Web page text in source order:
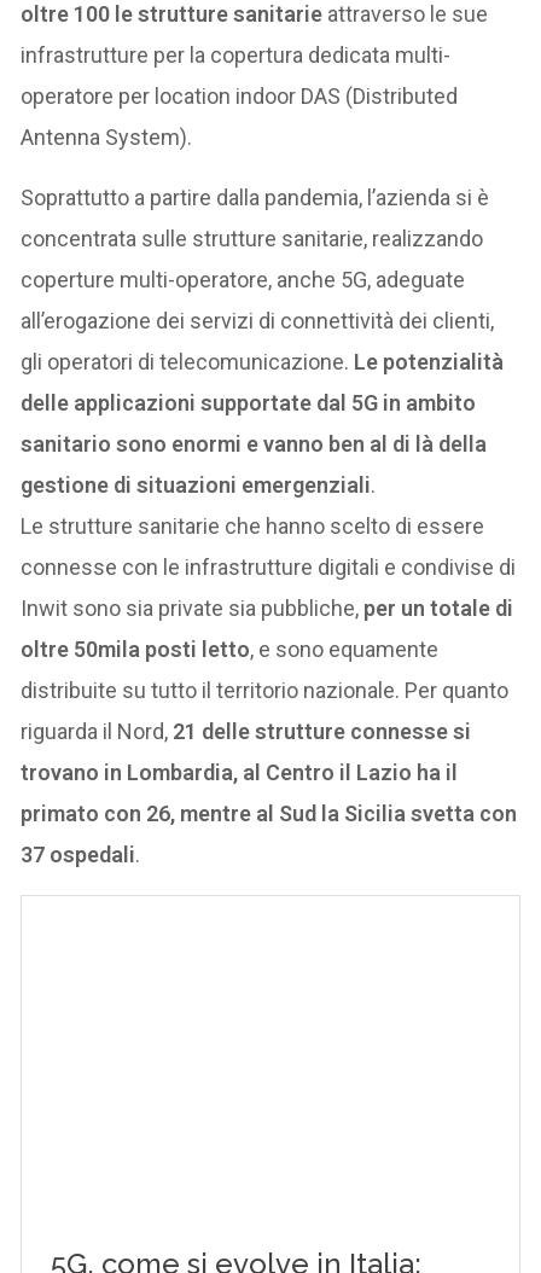
oltre 100 le strutture sanitarie attraverso le sue
infrastrutture per la copertura dedicata multi-
operatore per location indoor DAS (Distributed
Antenna System).
Soprattutto a partire dalla pandemia, l’azienda si è
concentrata sulle strutture sanitarie, realizzando
coperture multi-operatore, anche 5G, adeguate
all’erogazione dei servizi di connettività dei clienti,
gli operatori di telecomunicazione. Le potenzialità
delle applicazioni supportate dal 5G in ambito
sanitario sono enormi e vanno ben al di là della
gestione di situazioni emergenziali.
Le strutture sanitarie che hanno scelto di essere
connesse con le infrastrutture digitali e condivise di
Inwit sono sia private sia pubbliche, per un totale di
oltre 50mila posti letto, e sono equamente
distribuite su tutto il territorio nazionale. Per quanto
riguarda il Nord, 21 delle strutture connesse si
trovano in Lombardia, al Centro il Lazio ha il
primato con 26, mentre al Sud la Sicilia svetta con
37 ospedali.